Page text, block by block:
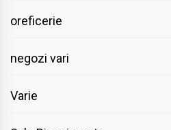
oreficerie
negozi vari
Varie